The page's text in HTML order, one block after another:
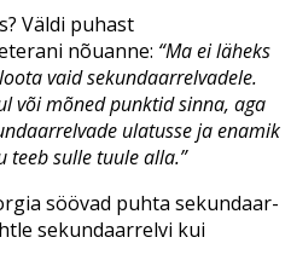
Väldi puhast
nõuanne: “Ma ei läheks
vaid sekundaarrelvadele.
või mõned punktid sinna, aga
ulatusse ja enamik
teeb sulle tuule alla.”
söövad puhta sekundaar-
sekundaarrelvi kui